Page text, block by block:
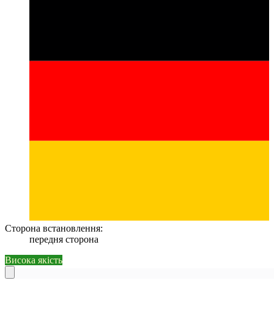
Сторона встановлення:
передня сторона
Висока якість